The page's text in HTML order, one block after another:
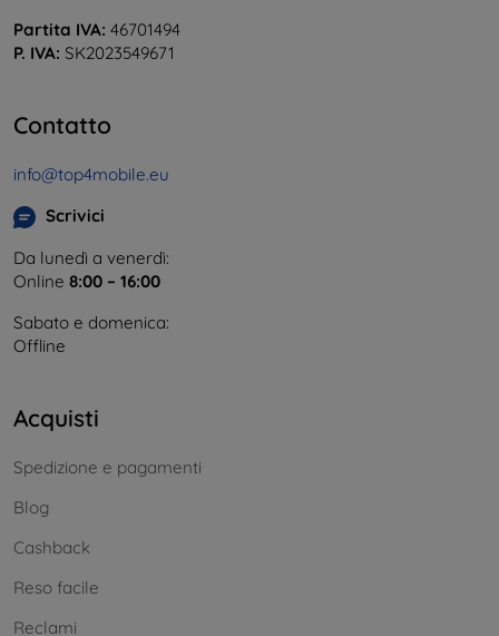
Partita IVA: 46701494
P. IVA: SK2023549671
Contatto
info@top4mobile.eu
Scrivici
Da lunedì a venerdì:
Online 8:00 – 16:00
Sabato e domenica:
Offline
Acquisti
Spedizione e pagamenti
Blog
Cashback
Reso facile
Reclami